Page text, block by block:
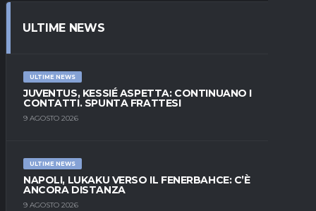
ULTIME NEWS
ULTIME NEWS
JUVENTUS, KESSIÉ ASPETTA: CONTINUANO I
CONTATTI. SPUNTA FRATTESI
9 AGOSTO 2026
ULTIME NEWS
NAPOLI, LUKAKU VERSO IL FENERBAHCE: C’È
ANCORA DISTANZA
9 AGOSTO 2026